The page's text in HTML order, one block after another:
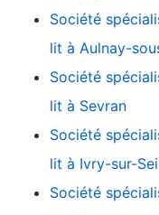
Société
lit à Aulnay-
Société
lit à Sevran
Société
lit à Ivry-sur-
Société